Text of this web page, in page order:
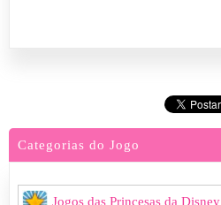
Categorias do Jogo
Jogos das Princesas da Disney